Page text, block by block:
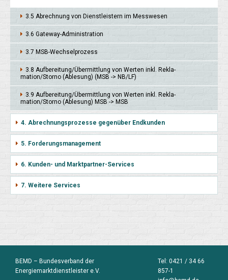
3.5 Abrech­nung von Dienst­leistern im Mess­wesen
3.6 Gateway-Adminis­tration
3.7 MSB-Wechsel­prozess
3.8 Auf­berei­tung/Übermitt­lung von Wer­ten inkl. Rekla­
mation/Storno (Able­sung) (MSB -> NB/LF)
3.9 Auf­berei­tung/Übermitt­lung von Wer­ten inkl. Rekla­
mation/Stor­no (Able­sung) MSB -> MSB
4. Abrechnungsprozesse gegenüber Endkunden
5. Forderungsmanagement
6. Kunden- und Marktpartner-Services
7. Weitere Services
BEMD – Bundesverband der
Energiemarktdienstleister e.V.
Tel: 0421 / 34 66
857-1